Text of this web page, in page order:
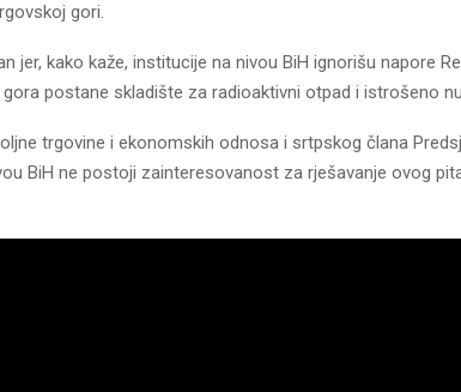
gori.
jer, kako kaže, institucije na nivou BiH ignorišu napore
postane skladište za radioaktivni otpad i istrošeno
trgovine i ekonomskih odnosa i srtpskog člana
BiH ne postoji zainteresovanost za rješavanje ovog